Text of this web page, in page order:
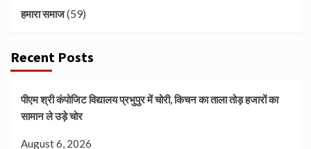
हमारा समाज(59)
Recent Posts
पीएम श्री कंपोजिट विद्यालय प्रभुपुर में चोरी, किचन का ताला तोड़ हजारों का
सामान ले उड़े चोर
August 6, 2026